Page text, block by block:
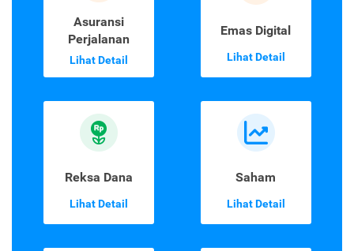
Asuransi
Perjalanan
Lihat Detail
Emas Digital
Lihat Detail
Reksa Dana
Lihat Detail
Saham
Lihat Detail